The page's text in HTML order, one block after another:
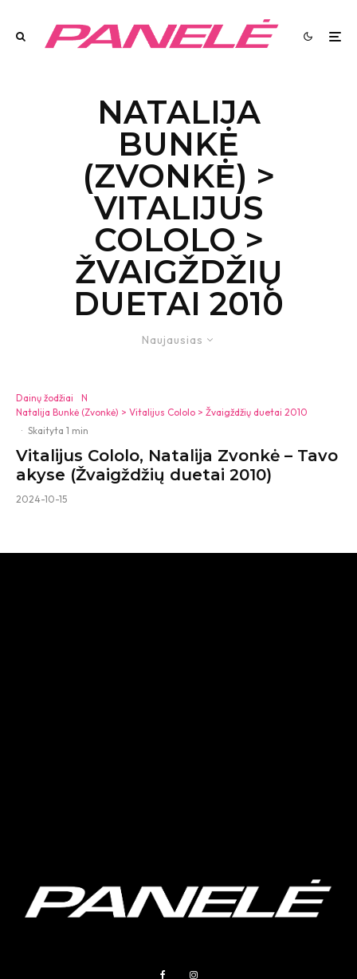
NATALIJA
BUNKĖ
(ZVONKĖ) >
VITALIJUS
COLOLO >
ŽVAIGŽDŽIŲ
DUETAI 2010
Naujausias
Dainų žodžiai
N
Natalija Bunkė (Zvonkė) > Vitalijus Cololo > Žvaigždžių duetai 2010
· Skaityta 1 min
Vitalijus Cololo, Natalija Zvonkė – Tavo
akyse (Žvaigždžių duetai 2010)
2024-10-15